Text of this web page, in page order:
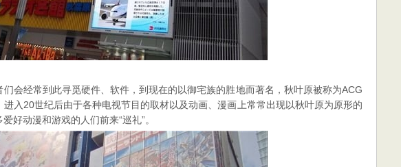
们会经常到此寻觅硬件、软件，到现在的以御宅族的胜地而著名，秋叶原被称为ACG
进入20世纪后由于各种电视节目的取材以及动画、漫画上常常出现以秋叶原为原形的
好动漫和游戏的人们前来“巡礼”。